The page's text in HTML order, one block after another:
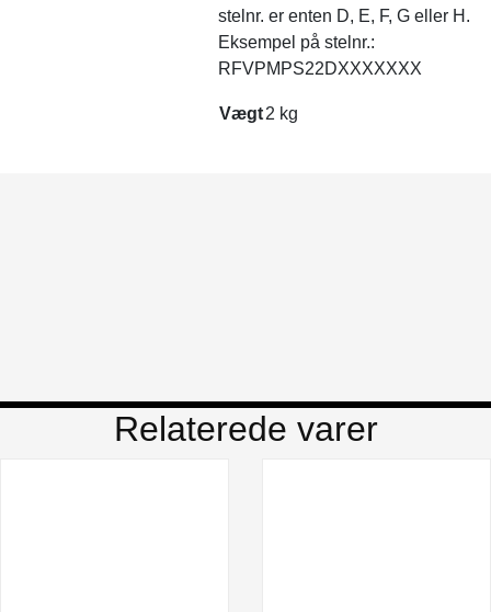
stelnr. er enten D, E, F, G eller H.
Eksempel på stelnr.:
RFVPMPS22DXXXXXXX
Vægt2 kg
Relaterede varer